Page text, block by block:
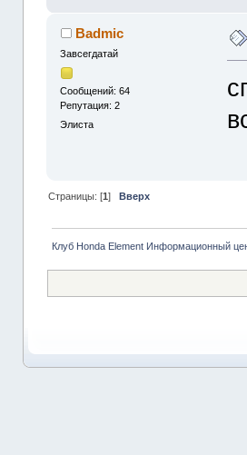
Badmic
Завсегдатай
Сообщений: 64
Репутация: 2
Элиста
Страницы: [1] Вверх
Клуб Honda Element Информационный